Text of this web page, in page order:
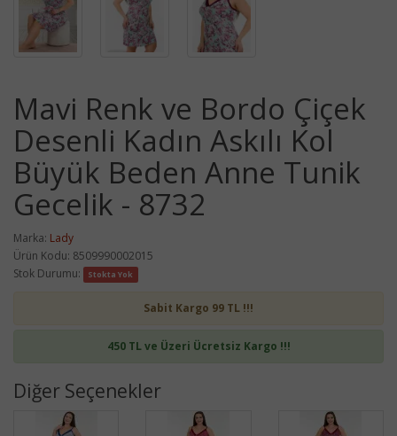
Mavi Renk ve Bordo Çiçek
Desenli Kadın Askılı Kol
Büyük Beden Anne Tunik
Gecelik - 8732
Marka: Lady
Ürün Kodu: 8509990002015
Stok Durumu:
Stokta Yok
Sabit Kargo 99 TL !!!
450 TL ve Üzeri Ücretsiz Kargo !!!
Diğer Seçenekler